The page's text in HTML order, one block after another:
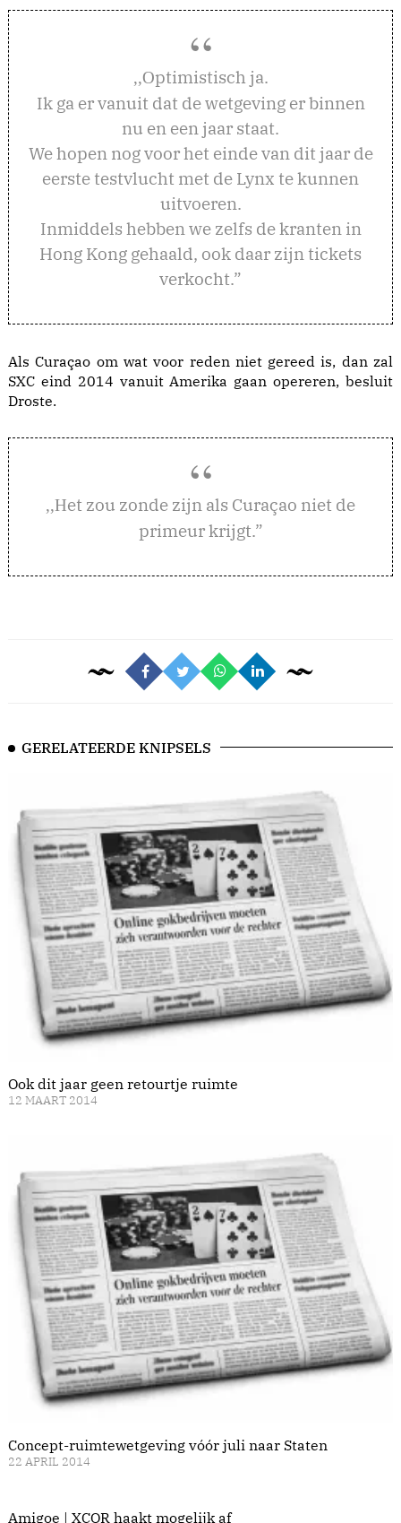
,,Optimistisch ja.
Ik ga er vanuit dat de wetgeving er binnen
nu en een jaar staat.
We hopen nog voor het einde van dit jaar de
eerste testvlucht met de Lynx te kunnen
uitvoeren.
Inmiddels hebben we zelfs de kranten in
Hong Kong gehaald, ook daar zijn tickets
verkocht.”
Als Curaçao om wat voor reden niet gereed is, dan zal
SXC eind 2014 vanuit Amerika gaan opereren, besluit
Droste.
,,Het zou zonde zijn als Curaçao niet de
primeur krijgt.”
GERELATEERDE KNIPSELS
Ook dit jaar geen retourtje ruimte
12 MAART 2014
Concept-ruimtewetgeving vóór juli naar Staten
22 APRIL 2014
Amigoe | XCOR haakt mogelijk af